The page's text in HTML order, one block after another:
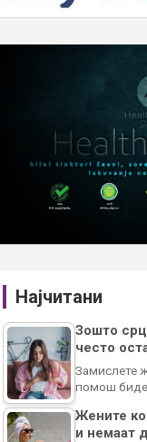
Најчитани
Зошто
често
Замислете
помош
Жените
и немаат